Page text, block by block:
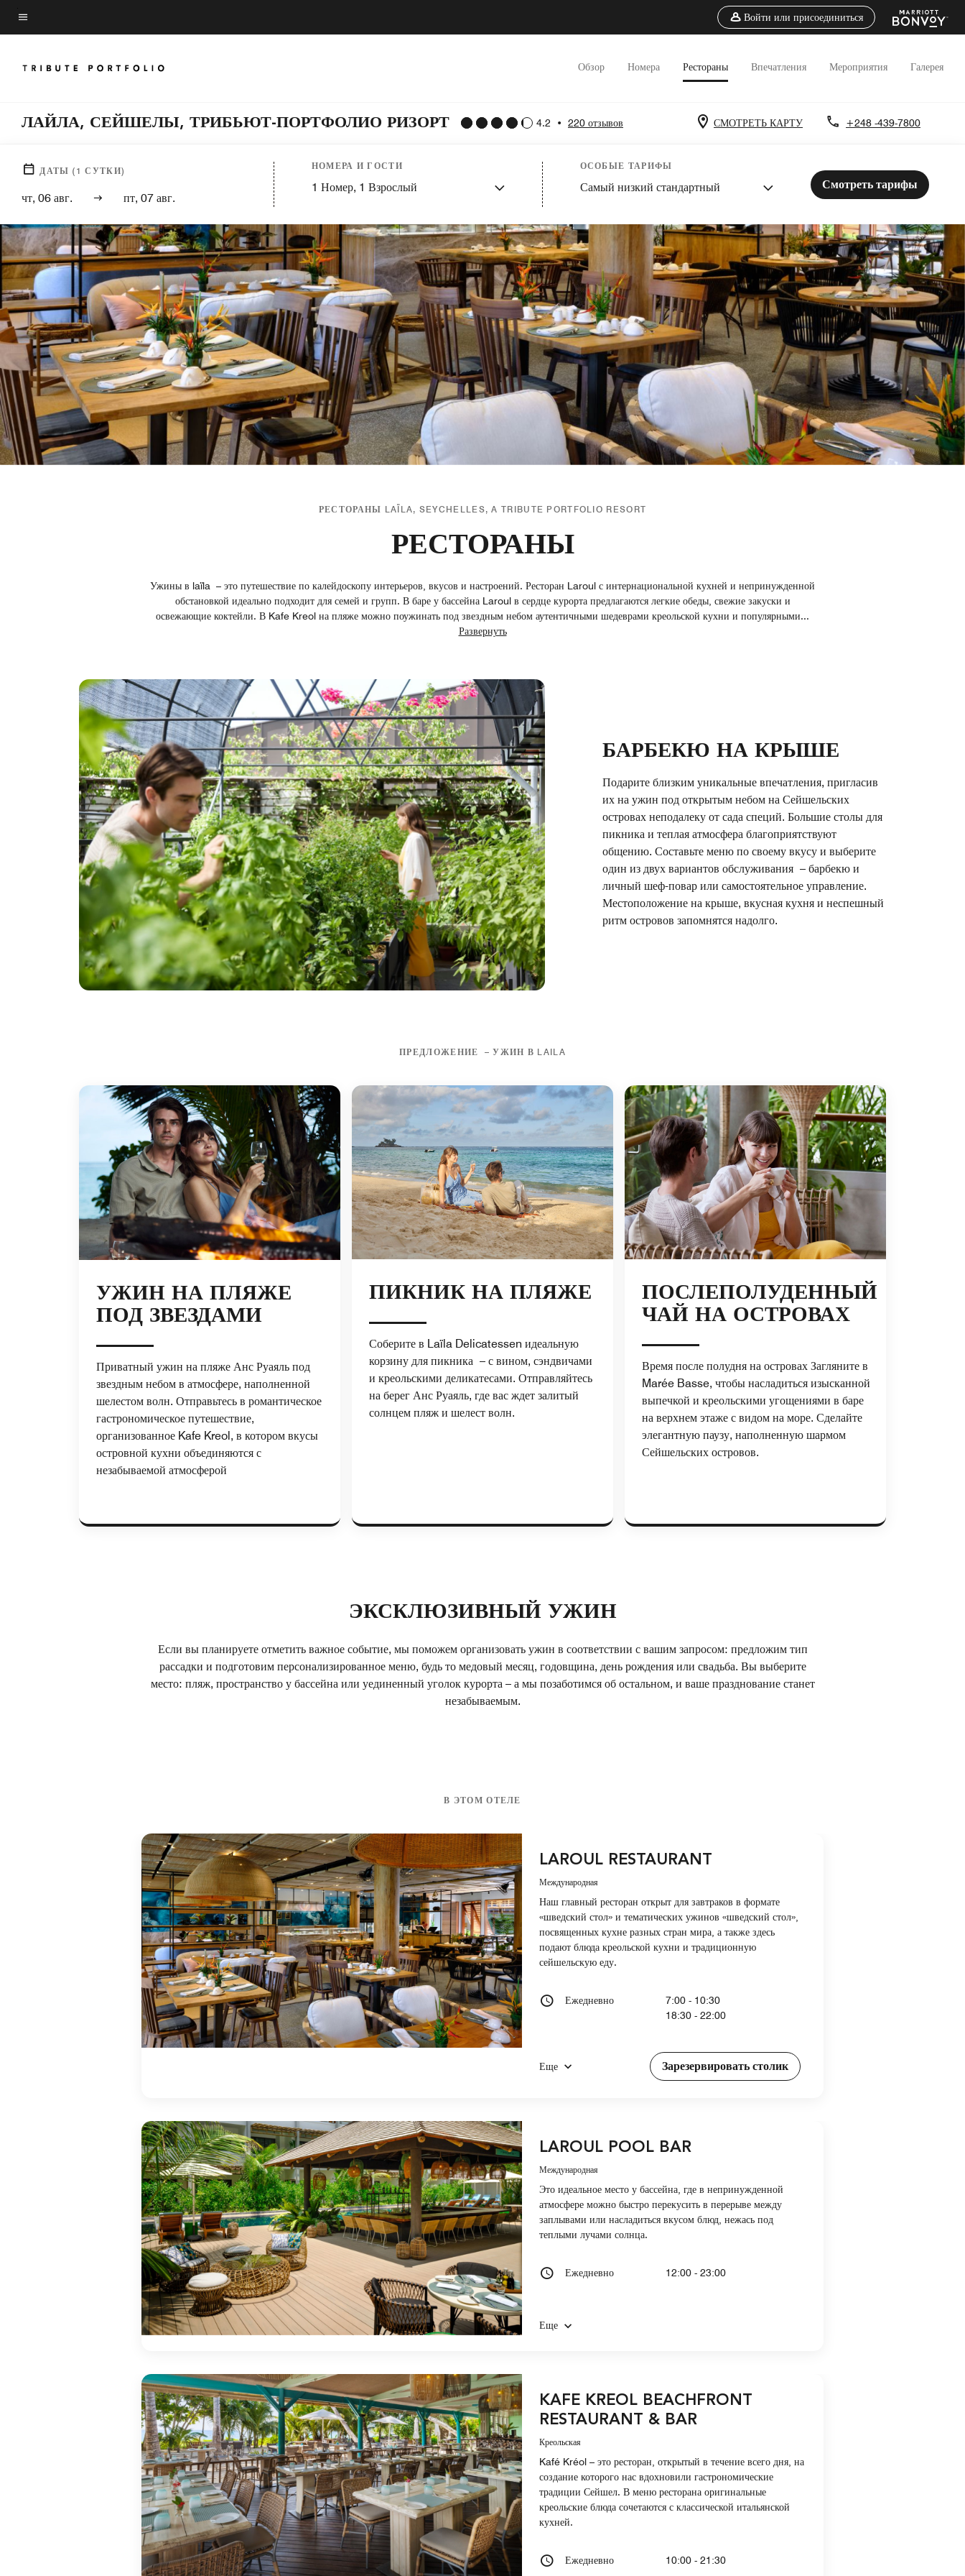
Skip
to
content
Текст меню
Войти или присоединиться
Обзор Номера Рестораны Впечатления Мероприятия Галерея
ЛАЙЛА, СЕЙШЕЛЫ, ТРИБЬЮТ-ПОРТФОЛИО РИЗОРТ 4.2 • 220 отзывов СМОТРЕТЬ КАРТУ +248 -439-7800
ДАТЫ ( 1 СУТКИ)
чт, 06 авг. пт, 07 авг.
НОМЕРА И ГОСТИ
1 Номер, 1 Взрослый
ОСОБЫЕ ТАРИФЫ
Самый низкий стандартный Смотреть тарифы
РЕСТОРАНЫ LAÏLA, SEYCHELLES, A TRIBUTE PORTFOLIO RESORT
РЕСТОРАНЫ
Ужины в laïla – это путешествие по калейдоскопу интерьеров, вкусов и настроений. Ресторан Laroul с интернациональной кухней и непринужденной
обстановкой идеально подходит для семей и групп. В баре у бассейна Laroul в сердце курорта предлагаются легкие обеды, свежие закуски и
освежающие коктейли. В Kafe Kreol на пляже можно поужинать под звездным небом аутентичными шедеврами креольской кухни и популярными...
Развернуть
БАРБЕКЮ НА КРЫШЕ
Подарите близким уникальные впечатления, пригласив
их на ужин под открытым небом на Сейшельских
островах неподалеку от сада специй. Большие столы для
пикника и теплая атмосфера благоприятствуют
общению. Составьте меню по своему вкусу и выберите
один из двух вариантов обслуживания – барбекю и
личный шеф-повар или самостоятельное управление.
Местоположение на крыше, вкусная кухня и неспешный
ритм островов запомнятся надолго.
ПРЕДЛОЖЕНИЕ – УЖИН В LAILA
УЖИН НА ПЛЯЖЕ
ПОД ЗВЕЗДАМИ
Приватный ужин на пляже Анс Руаяль под
звездным небом в атмосфере, наполненной
шелестом волн. Отправьтесь в романтическое
гастрономическое путешествие,
организованное Kafe Kreol, в котором вкусы
островной кухни объединяются с
незабываемой атмосферой
ПИКНИК НА ПЛЯЖЕ
Соберите в Laïla Delicatessen идеальную
корзину для пикника – с вином, сэндвичами
и креольскими деликатесами. Отправляйтесь
на берег Анс Руаяль, где вас ждет залитый
солнцем пляж и шелест волн.
ПОСЛЕПОЛУДЕННЫЙ
ЧАЙ НА ОСТРОВАХ
Время после полудня на островах Загляните в
Marée Basse, чтобы насладиться изысканной
выпечкой и креольскими угощениями в баре
на верхнем этаже с видом на море. Сделайте
элегантную паузу, наполненную шармом
Сейшельских островов.
ЭКСКЛЮЗИВНЫЙ УЖИН
Если вы планируете отметить важное событие, мы поможем организовать ужин в соответствии с вашим запросом: предложим тип
рассадки и подготовим персонализированное меню, будь то медовый месяц, годовщина, день рождения или свадьба. Вы выберите
место: пляж, пространство у бассейна или уединенный уголок курорта – а мы позаботимся об остальном, и ваше празднование станет
незабываемым.
В ЭТОМ ОТЕЛЕ
LAROUL RESTAURANT
Международная
Наш главный ресторан открыт для завтраков в формате
«шведский стол» и тематических ужинов «шведский стол»,
посвященных кухне разных стран мира, а также здесь
подают блюда креольской кухни и традиционную
сейшельскую еду.
Ежедневно
7:00 - 10:30
18:30 - 22:00
Еще Зарезервировать столик
LAROUL POOL BAR
Международная
Это идеальное место у бассейна, где в непринужденной
атмосфере можно быстро перекусить в перерыве между
заплывами или насладиться вкусом блюд, нежась под
теплыми лучами солнца.
Ежедневно 12:00 - 23:00
Еще
KAFE KREOL BEACHFRONT
RESTAURANT & BAR
Креольская
Kafé Kréol – это ресторан, открытый в течение всего дня, на
создание которого нас вдохновили гастрономические
традиции Сейшел. В меню ресторана оригинальные
креольские блюда сочетаются с классической итальянской
кухней.
Ежедневно 10:00 - 21:30